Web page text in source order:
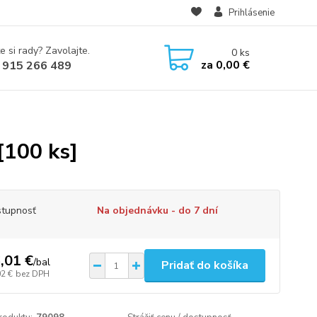
Prihlásenie
si rady? Zavolajte.
266 489
0ks
za 0,00 €
ks]
Na objednávku - do 7 dní
€/bal
€ bez DPH
Pridať do košíka